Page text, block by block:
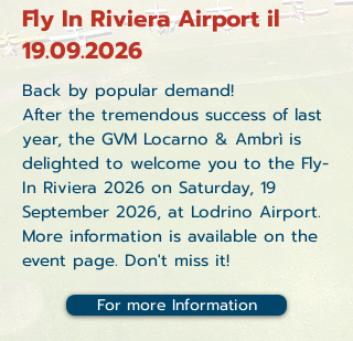
Fly In Riviera Airport il
19.09.2026
Back by popular demand!
After the tremendous success of last
year, the GVM Locarno & Ambrì is
delighted to welcome you to the Fly-
In Riviera 2026 on Saturday, 19
September 2026, at Lodrino Airport.
More information is available on the
event page. Don't miss it!
For more Information